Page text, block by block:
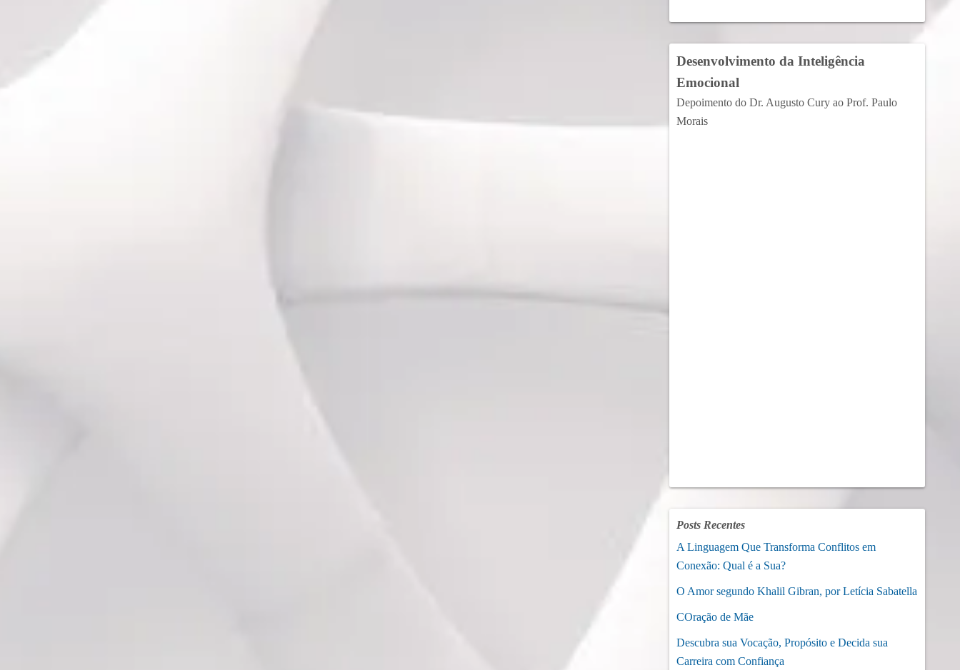
Desenvolvimento da Inteligência
Emocional
Depoimento do Dr. Augusto Cury ao Prof. Paulo
Morais
Posts Recentes
A Linguagem Que Transforma Conflitos em
Conexão: Qual é a Sua?
O Amor segundo Khalil Gibran, por Letícia Sabatella
COração de Mãe
Descubra sua Vocação, Propósito e Decida sua
Carreira com Confiança